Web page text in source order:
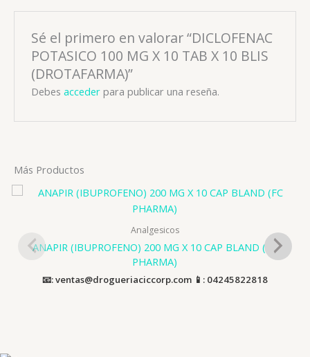
Sé el primero en valorar “DICLOFENAC
POTASICO 100 MG X 10 TAB X 10 BLIS
(DROTAFARMA)”
Debesacceder para publicar una reseña.
Más Productos
Analgesicos
ANAPIR (IBUPROFENO) 200 MG X 10 CAP BLAND (FC
PHARMA)
📧: ventas@drogueriaciccorp.com 📱: 04245822818